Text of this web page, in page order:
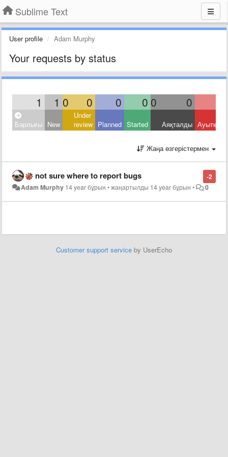
Sublime Text
User profile Adam Murphy
Your requests by status
1 1 0 0 0 0 0 0
Барлығы New
Under
review Planned Started Аяқталды
Жаңа өзгерістермен
-2
not sure where to report bugs
Adam Murphy 14 year бұрын •жаңартылды 14 year бұрын • 0
Customer support service by UserEcho